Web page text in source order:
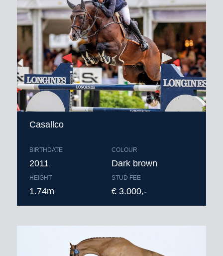
Casallco
BIRTHDATE
2011
HEIGHT
1.74m
COLOUR
Dark brown
STUD FEE
€ 3.000,-